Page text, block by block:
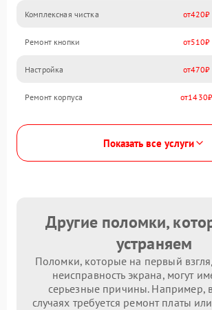
Комплексная чистка 420
Ремонт кнопки 510
Настройка 470
Ремонт корпуса 1430
Показать все услуги
Другие поломки,
устраняем
Поломки, которые на первый
неисправность экрана, могут
серьезные причины. Например,
случаях требуется ремонт платы